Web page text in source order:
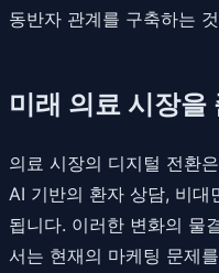
동반자 관계를 구축하는
미래 의료 시장을
의료 시장의 디지털 전환
AI 기반의 환자 상담, 비
됩니다. 이러한 변화의 물
서는 현재의 마케팅 문제